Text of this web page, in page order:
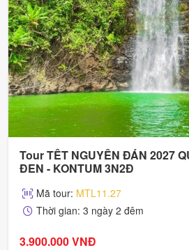
Tour TẾT NGUYÊN ĐÁN 2027
ĐEN - KONTUM 3N2Đ
Mã tour: MTL11.27
Thời gian: 3 ngày 2 đêm
3.900.000 VNĐ